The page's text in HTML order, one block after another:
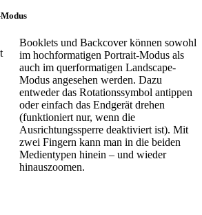
Booklets und Backcover können sowohl
im hochformatigen Portrait-Modus als
auch im querformatigen Landscape-
Modus angesehen werden. Dazu
entweder das Rotationssymbol antippen
oder einfach das Endgerät drehen
(funktioniert nur, wenn die
Ausrichtungssperre deaktiviert ist). Mit
zwei Fingern kann man in die beiden
Medientypen hinein – und wieder
hinauszoomen.